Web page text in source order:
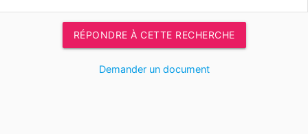
RÉPONDRE À CETTE RECHERCHE
Demander un document